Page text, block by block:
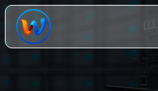
Chuyển
đến
dung